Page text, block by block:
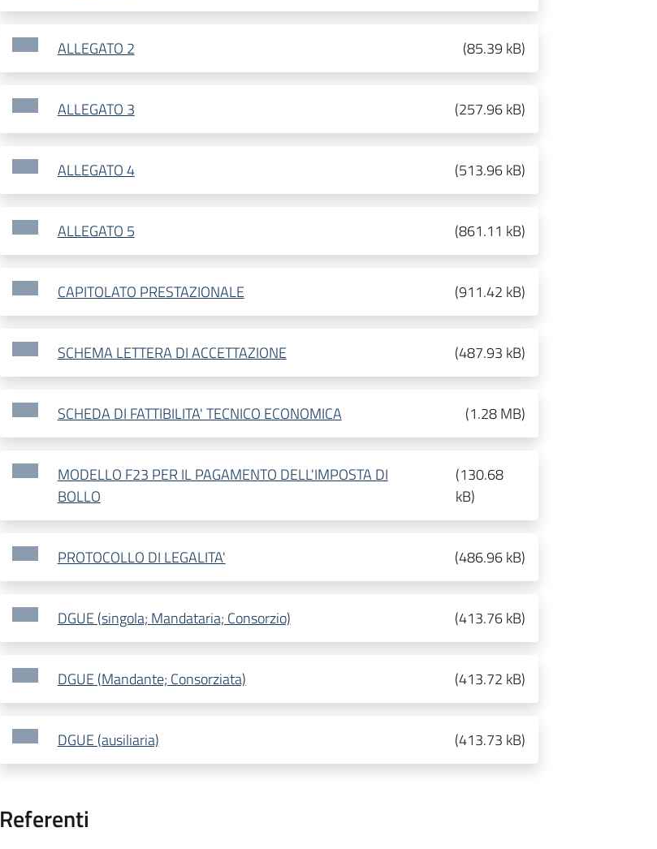
ALLEGATO 2 (85.39 kB)
ALLEGATO 3 (257.96 kB)
ALLEGATO 4 (513.96 kB)
ALLEGATO 5 (861.11 kB)
CAPITOLATO PRESTAZIONALE (911.42 kB)
SCHEMA LETTERA DI ACCETTAZIONE (487.93 kB)
SCHEDA DI FATTIBILITA' TECNICO ECONOMICA (1.28 MB)
MODELLO F23 PER IL PAGAMENTO DELL'IMPOSTA DI
BOLLO
(130.68
kB)
PROTOCOLLO DI LEGALITA' (486.96 kB)
DGUE (singola; Mandataria; Consorzio) (413.76 kB)
DGUE (Mandante; Consorziata) (413.72 kB)
DGUE (ausiliaria) (413.73 kB)
Referenti